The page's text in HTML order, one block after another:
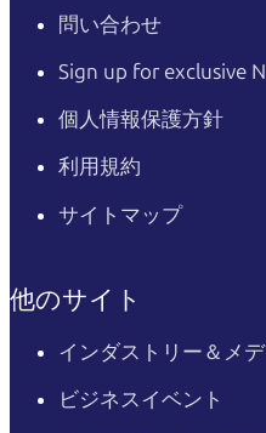
問い合わせ
Sign up for exclusive
個人情報保護方針
利用規約
サイトマップ
他のサイト
インダストリー＆メ
ビジネスイベント